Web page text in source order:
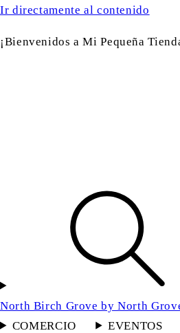
Ir directamente al contenido
¡Bienvenidos a Mi Pequeña
North Birch Grove by North
COMERCIO
EVENTOS